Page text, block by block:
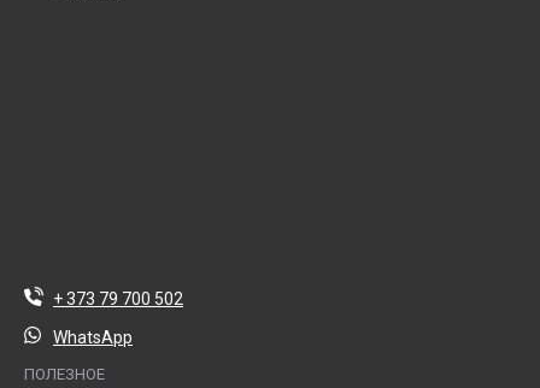
+ 373 79 700 502
WhatsApp
ПОЛЕЗНОЕ